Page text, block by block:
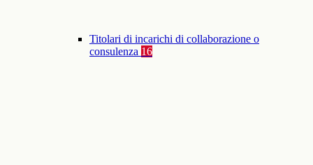
Titolari di incarichi di collaborazione o
consulenza 16